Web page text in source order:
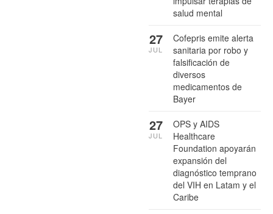
salud mental
Cofepris emite alerta
sanitaria por robo y
falsificación de
diversos
medicamentos de
Bayer
27
JUL
OPS y AIDS
Healthcare
Foundation apoyarán
expansión del
diagnóstico temprano
del VIH en Latam y el
Caribe
27
JUL